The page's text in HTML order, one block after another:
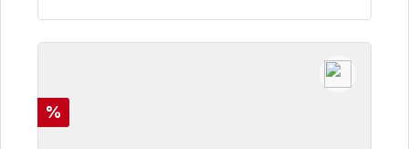
Korting
%